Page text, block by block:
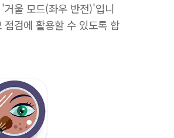
울 모드(좌우 반전)'입니
검에 활용할 수 있도록 합